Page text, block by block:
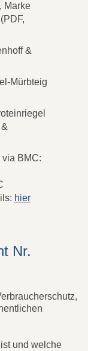
Marke
&
Mürbteig
BMC:
hier
Nr.
und welche